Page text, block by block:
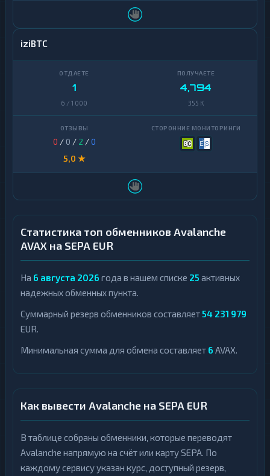
iziBTC
1
6 / 1 000
4,794
355 K
0 / 0 / 2 /0
5,0 ★
Статистика топ обменников Avalanche
AVAX на SEPA EUR
На 6 августа 2026 года в нашем списке 25 активных
надежных обменных пункта.
Суммарный резерв обменников составляет54 231 979
EUR.
Минимальная сумма для обмена составляет 6 AVAX.
Как вывести Avalanche на SEPA EUR
В таблице собраны обменники, которые переводят
Avalanche напрямую на счёт или карту SEPA. По
каждому сервису указан курс, доступный резерв,